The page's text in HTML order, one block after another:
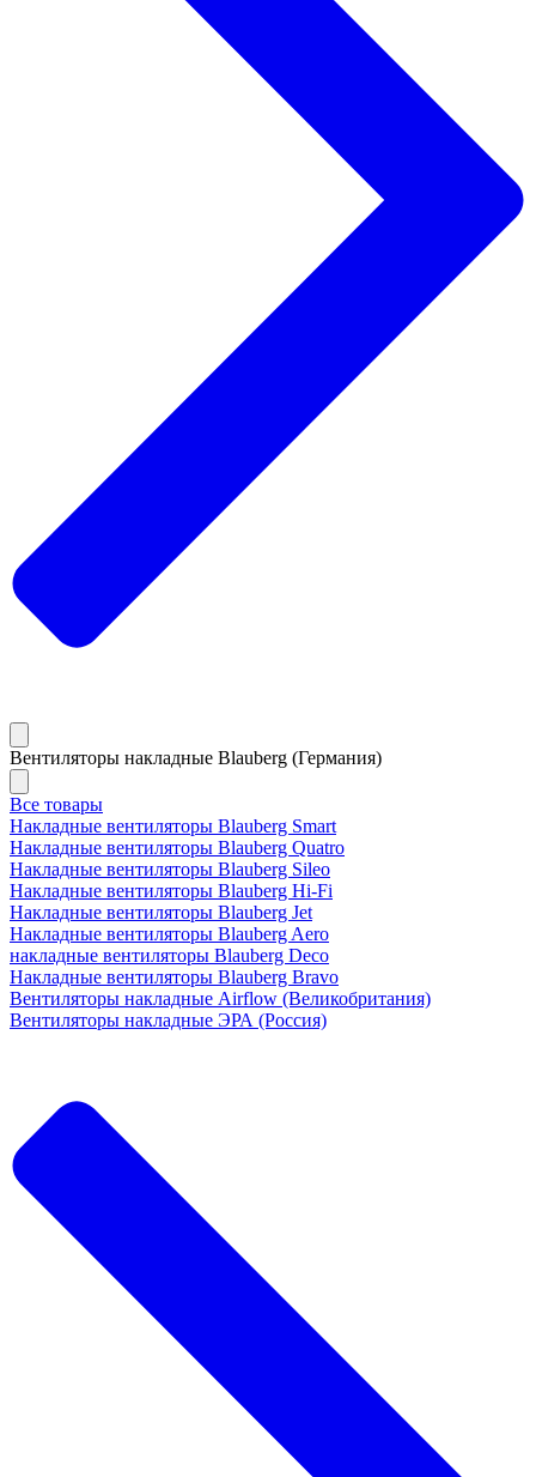
Вентиляторы накладные Blauberg (Германия)
Все товары
Накладные вентиляторы Blauberg Smart
Накладные вентиляторы Blauberg Quatro
Накладные вентиляторы Blauberg Sileo
Накладные вентиляторы Blauberg Hi-Fi
Накладные вентиляторы Blauberg Jet
Накладные вентиляторы Blauberg Aero
накладные вентиляторы Blauberg Deco
Накладные вентиляторы Blauberg Bravo
Вентиляторы накладные Airflow (Великобритания)
Вентиляторы накладные ЭРА (Россия)